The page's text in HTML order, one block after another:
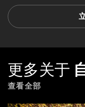
更多关于
查看全部